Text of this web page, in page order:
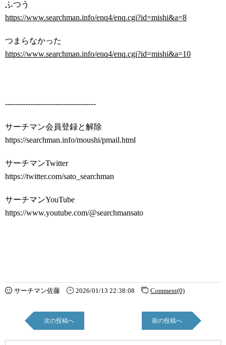
ふつう
https://www.searchman.info/enq4/enq.cgi?id=mishi&a=8
つまらなかった
https://www.searchman.info/enq4/enq.cgi?id=mishi&a=10
------------------------------------
サーチマン会員登録と解除
https://searchman.info/moushi/pmail.html
サーチマンTwitter
https://twitter.com/sato_searchman
サーチマンYouTube
https://www.youtube.com/@searchmansato
サーチマン佐藤 2026/01/13 22:38:08 Comment(0)
次の投稿へ 前の投稿へ